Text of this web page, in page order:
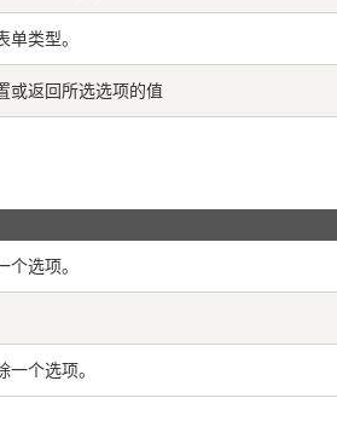
单类型。
或返回所选选项的值
个选项。
一个选项。